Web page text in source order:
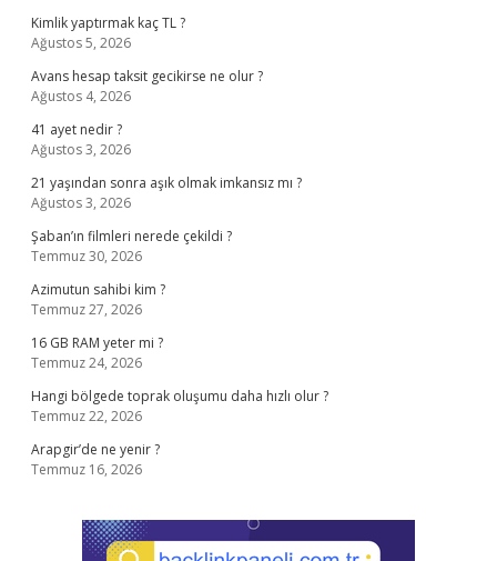
Kimlik yaptırmak kaç TL ?
Ağustos 5, 2026
Avans hesap taksit gecikirse ne olur ?
Ağustos 4, 2026
41 ayet nedir ?
Ağustos 3, 2026
21 yaşından sonra aşık olmak imkansız mı ?
Ağustos 3, 2026
Şaban’ın filmleri nerede çekildi ?
Temmuz 30, 2026
Azimutun sahibi kim ?
Temmuz 27, 2026
16 GB RAM yeter mi ?
Temmuz 24, 2026
Hangi bölgede toprak oluşumu daha hızlı olur ?
Temmuz 22, 2026
Arapgir’de ne yenir ?
Temmuz 16, 2026